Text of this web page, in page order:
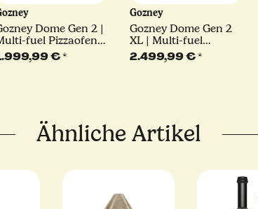
Dome Gen 2 |
fuel Pizzaofen |
€*
Gozney
Gozney Dome Gen 2
XL | Multi-fuel
Pizzaofen | schwarz
2.499,99 €*
Ähnliche Artikel